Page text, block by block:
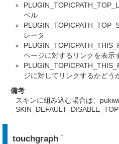
ベル
レータ
ページに対するリンクを表示
ジに対してリンクするかどう
備考
スキンに組み込む場合は、
touchgraph†